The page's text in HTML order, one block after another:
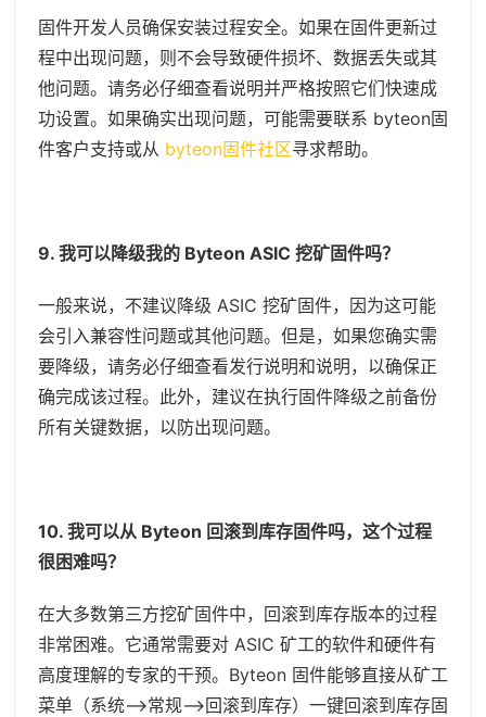
固件开发人员确保安装过程安全。如果在固件更新过
程中出现问题，则不会导致硬件损坏、数据丢失或其
他问题。请务必仔细查看说明并严格按照它们快速成
功设置。如果确实出现问题，可能需要联系 byteon固
件客户支持或从 byteon固件社区寻求帮助。
9. 我可以降级我的 Byteon ASIC 挖矿固件吗？
一般来说，不建议降级 ASIC 挖矿固件，因为这可能
会引入兼容性问题或其他问题。但是，如果您确实需
要降级，请务必仔细查看发行说明和说明，以确保正
确完成该过程。此外，建议在执行固件降级之前备份
所有关键数据，以防出现问题。
10. 我可以从 Byteon 回滚到库存固件吗，这个过程
很困难吗？
在大多数第三方挖矿固件中，回滚到库存版本的过程
非常困难。它通常需要对 ASIC 矿工的软件和硬件有
高度理解的专家的干预。Byteon 固件能够直接从矿工
菜单（系统-->常规-->回滚到库存）一键回滚到库存固